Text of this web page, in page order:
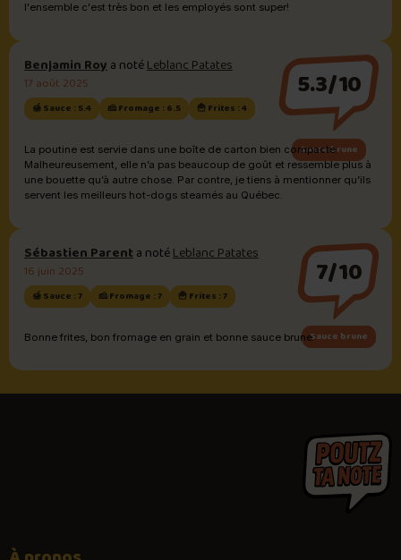
l'ensemble c'est très bon et les employés sont super!
Benjamin Roya notéLeblanc Patates
17 août 2025
🍯 Sauce : 5.4 🧀 Fromage : 6.5 🍟 Frites : 4
5.3/10
Sauce brune
La poutine est servie dans une boîte de carton bien compacte.
Malheureusement, elle n’a pas beaucoup de goût et ressemble plus à
une bouette qu’à autre chose. Par contre, je tiens à mentionner qu’ils
servent les meilleurs hot-dogs steamés au Québec.
Sébastien Parenta notéLeblanc Patates
16 juin 2025
🍯 Sauce : 7 🧀 Fromage : 7 🍟 Frites : 7
7/10
Sauce brune
Bonne frites, bon fromage en grain et bonne sauce brune.